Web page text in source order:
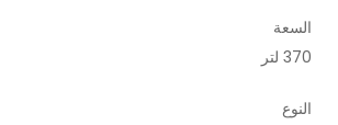
السعة
370 لتر
النوع